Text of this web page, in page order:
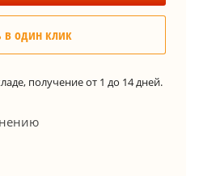
в один клик
получение от 1 до 14 дней.